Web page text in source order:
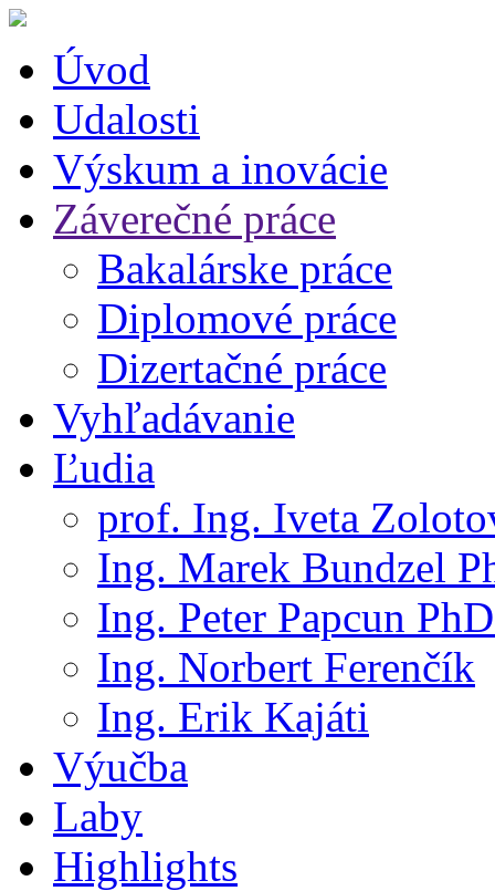
Úvod
Udalosti
Výskum a inovácie
Záverečné práce
Bakalárske práce
Diplomové práce
Dizertačné práce
Vyhľadávanie
Ľudia
prof. Ing. Iveta
Ing. Marek Bundzel
Ing. Peter Papcun
Ing. Norbert Ferenčík
Ing. Erik Kajáti
Výučba
Laby
Highlights